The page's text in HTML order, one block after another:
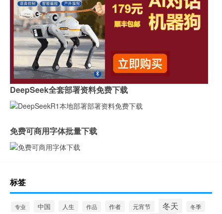
DeepSeek全套部署资料免费下载
免费可商用字体批量下载
标签
专业 中国 人生 作品 作者 元宵节 冬天 冬季